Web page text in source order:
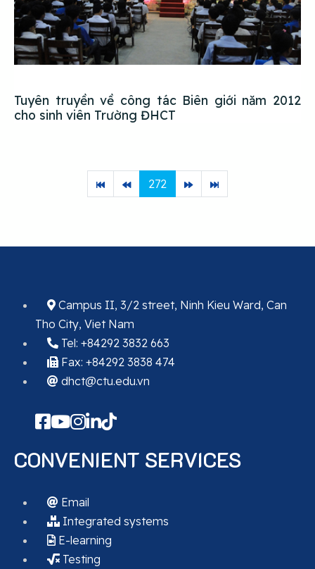
Tuyên truyền về công tác Biên giới năm 2012
cho sinh viên Trường ĐHCT
272
Campus II, 3/2 street, Ninh Kieu Ward, Can
Tho City, Viet Nam
Tel: +84292 3832 663
Fax: +84292 3838 474
dhct@ctu.edu.vn
CONVENIENT SERVICES
Email
Integrated systems
E-learning
Testing